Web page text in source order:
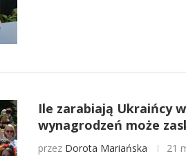
Ile zarabiają Ukraińcy
wynagrodzeń może
przez Dorota Mariańska 21